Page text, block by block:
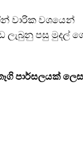
වාරික වශයෙන්
ලැබුනු පසු මුදල්
පාර්සලයක්